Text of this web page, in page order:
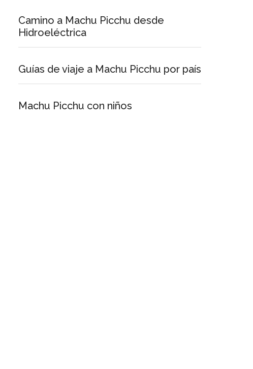
Camino a Machu Picchu desde
Hidroeléctrica
Guías de viaje a Machu Picchu por país
Machu Picchu con niños